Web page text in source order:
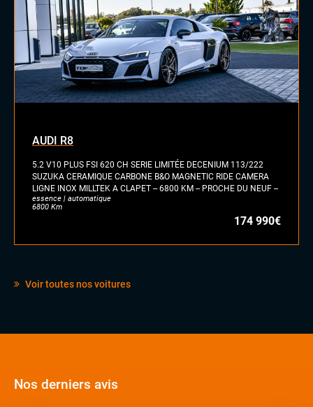
Palettes au volant
Rétroviseurs électriques
Sellerie cuir
AUDI R8
5.2 V10 PLUS FSI 620 CH SERIE LIMITÉE DECENIUM 113/222
SUZUKA CERAMIQUE CARBONE B&O MAGNETIC RIDE CAMERA
LIGNE INOX MILLTEK A CLAPET -- 6800 KM -- PROCHE DU NEUF --
essence | automatique
6800 Km
174 990€
Voir toutes nos voitures
Nos derniers avis